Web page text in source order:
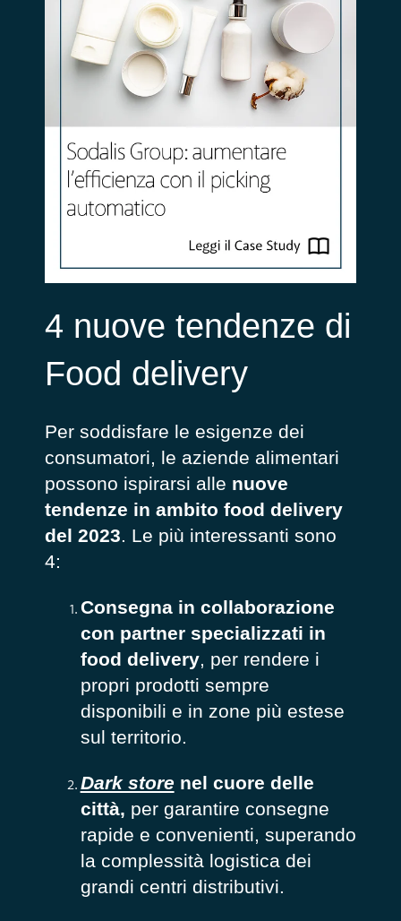
4 nuove tendenze di
Food delivery
Per soddisfare le esigenze dei
consumatori, le aziende alimentari
possono ispirarsi alle nuove
tendenze in ambito food delivery
del 2023. Le più interessanti sono
4:
Consegna in collaborazione
con partner specializzati in
food delivery, per rendere i
propri prodotti sempre
disponibili e in zone più estese
sul territorio.
Dark store nel cuore delle
città, per garantire consegne
rapide e convenienti, superando
la complessità logistica dei
grandi centri distributivi.